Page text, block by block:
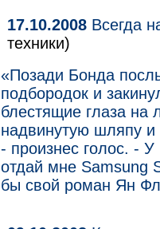
17.10.2008 Всегда
техники)
«Позади Бонда
подбородок и
блестящие глаза на
надвинутую шляпу
- произнес голос. - У
отдай мне Samsung
бы свой роман Ян